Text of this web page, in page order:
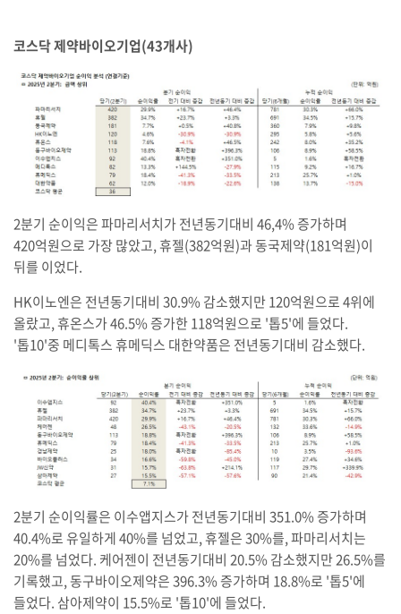
코스닥 제약바이오기업(43개사)
2분기 순이익은 파마리서치가 전년동기대비 46,4% 증가하며
420억원으로 가장 많았고, 휴젤(382억원)과 동국제약(181억원)이
뒤를 이었다.
HK이노엔은 전년동기대비 30.9% 감소했지만 120억원으로 4위에
올랐고, 휴온스가 46.5% 증가한 118억원으로 '톱5'에 들었다.
'톱10'중 메디톡스 휴메딕스 대한약품은 전년동기대비 감소했다.
2분기 순이익률은 이수앱지스가 전년동기대비 351.0% 증가하며
40.4%로 유일하게 40%를 넘었고, 휴젤은 30%를, 파마리서치는
20%를 넘었다. 케어젠이 전년동기대비 20.5% 감소했지만 26.5%를
기록했고, 동구바이오제약은 396.3% 증가하며 18.8%로 '톱5'에
들었다. 삼아제약이 15.5%로 '톱10'에 들었다.